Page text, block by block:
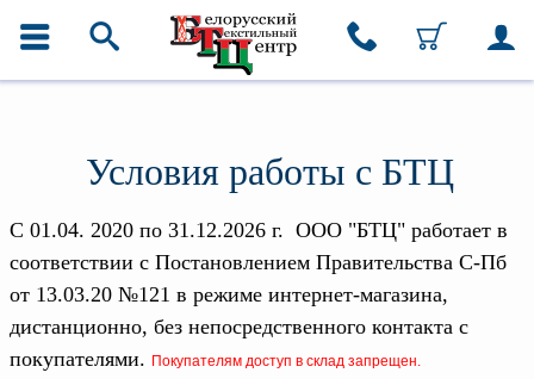
Домашний текстиль
Ковры
Текстиль для ресторанов и
гостиниц
Текстильная галантерея и
Условия работы
Домашний текстиль
Ткани для спецодежды
+7 (812) 334-12-75
Для покупателей из
Москвы
Условия работы с БТЦ
C 01.04. 2020 по 31.12.2026 г. ООО "БТЦ" работает в
соответствии с Постановлением Правительства С-Пб
от 13.03.20 №121 в режиме интернет-магазина,
дистанционно, без непосредственного контакта с
покупателями. Покупателям доступ в склад запрещен.